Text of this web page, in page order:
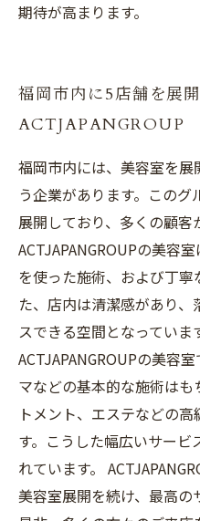
期待が高まります。
福岡市内に5店舗を展
ACTJAPANGROUP
福岡市内には、美容室を展
う企業があります。この
展開しており、多くの顧客
ACTJAPANGROUPの美容
を使った施術、および丁
た、店内は清潔感があり
スできる空間となっていま
ACTJAPANGROUPの美容
マなどの基本的な施術は
トメント、エステなどの
す。こうした幅広いサー
れています。
美容室展開を続け、最高の